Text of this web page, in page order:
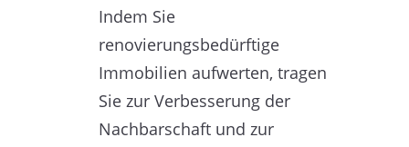
Indem Sie
renovierungsbedürftige
Immobilien aufwerten, tragen
Sie zur Verbesserung der
Nachbarschaft und zur